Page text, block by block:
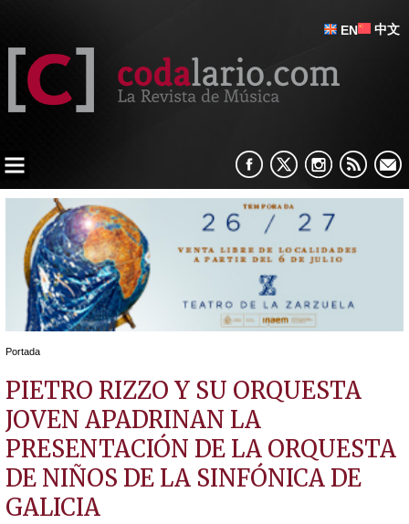
EN 中文
Portada
PIETRO RIZZO Y SU ORQUESTA
JOVEN APADRINAN LA
PRESENTACIÓN DE LA ORQUESTA
DE NIÑOS DE LA SINFÓNICA DE
GALICIA